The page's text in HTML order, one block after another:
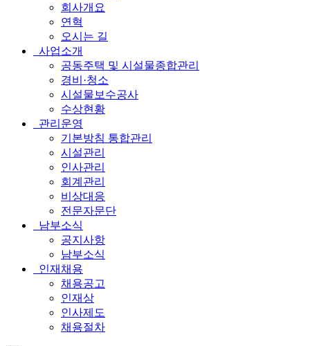
회사개요
연혁
오시는 길
사업소개
공동주택 및 시설물종합관리
경비·청소
시설물보수공사
수상현황
관리운영
기본방침 통합관리
시설관리
인사관리
회계관리
비상대응
전문자문단
남부소식
공지사항
남부소식
인재채용
채용공고
인재상
인사제도
채용절차